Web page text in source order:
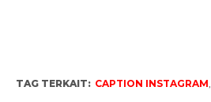
TAG TERKAIT: CAPTION INSTAGRAM,